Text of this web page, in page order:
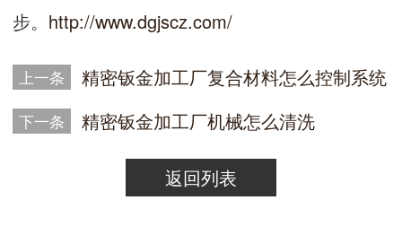
步。 http://www.dgjscz.com/
上一条 精密钣金加工厂​复合材料怎么控制系统
下一条 精密钣金加工厂​机械怎么清洗
返回列表